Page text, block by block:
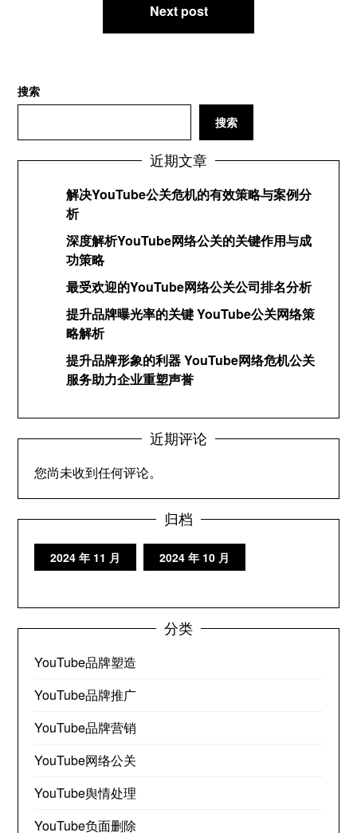
Next post
搜索
搜索
近期文章
解决YouTube公关危机的有效策略与案例分
析
深度解析YouTube网络公关的关键作用与成
功策略
最受欢迎的YouTube网络公关公司排名分析
提升品牌曝光率的关键 YouTube公关网络策
略解析
提升品牌形象的利器 YouTube网络危机公关
服务助力企业重塑声誉
近期评论
您尚未收到任何评论。
归档
2024 年 11 月 2024 年 10 月
分类
YouTube品牌塑造
YouTube品牌推广
YouTube品牌营销
YouTube网络公关
YouTube舆情处理
YouTube负面删除